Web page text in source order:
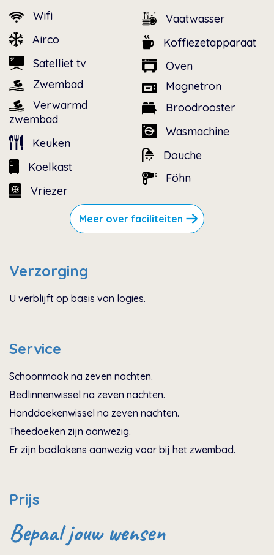
Wifi
Airco
Satelliet tv
Zwembad
zwembad
Keuken
Koelkast
Vriezer
Vaatwasser
Koffiezetapparaat
Oven
Magnetron
Broodrooster
Wasmachine
Douche
Föhn
Meer over faciliteiten
Verzorging
U verblijft op basis van logies.
Service
Schoonmaak na zeven nachten.
Bedlinnenwissel na zeven nachten.
Handdoekenwissel na zeven nachten.
Theedoeken zijn aanwezig.
Er zijn badlakens aanwezig voor bij het zwembad.
Prijs
Bepaal jouw wensen